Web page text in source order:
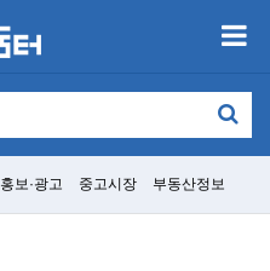
홍보·광고 중고시장 부동산정보